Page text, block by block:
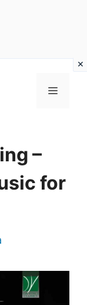
MENU
–
for